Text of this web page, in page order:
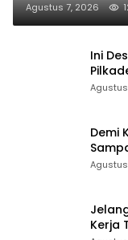
Agustus 7, 2026
Ini
Demi
ke
Kerja